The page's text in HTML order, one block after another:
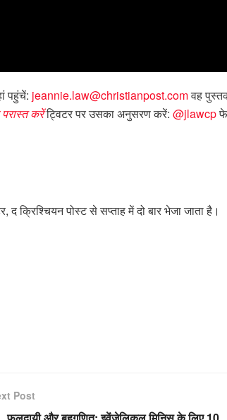
पहुंचें: jeannie.law@christianpost.comवह
करेंट्विटर पर उसका अनुसरण करें: @jlawcp
क्रिश्चियन पोस्ट से सप्ताह में दो बार भेजा जाता है।
Post